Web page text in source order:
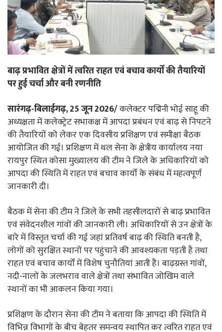
बाढ़ प्रभावित क्षेत्रों में त्वरित राहत एवं बचाव कार्यों की तैयारियों
पर हुई चर्चा और बनी रणनीति
सारंगढ़-बिलाईगढ़, 25 जून 2026/कलेक्टर पद्मिनी भोई साहू की
अध्यक्षता में कलेक्ट्रेट सभाकक्ष में आपदा प्रबंधन एवं बाढ़ से निपटने
की तैयारियों को लेकर एक दिवसीय प्रशिक्षण एवं समीक्षा बैठक
आयोजित की गई। प्रशिक्षण में थल सेना के क्षेत्रीय कार्यालय नया
रायपुर स्थित कोसा मुख्यालय की टीम ने जिले के अधिकारियों को
आपदा की स्थिति में राहत एवं बचाव कार्यों के संबंध में महत्वपूर्ण
जानकारी दी।
बैठक में सेना की टीम ने जिले के सभी तहसीलदारों से बाढ़ प्रभावित
एवं संवेदनशील गांवों की जानकारी ली। अधिकारियों से उन क्षेत्रों के
बारे में विस्तृत चर्चा की गई जहां प्रतिवर्ष बाढ़ की स्थिति बनती है,
लोगों को सुरक्षित स्थानों पर पहुंचाने की आवश्यकता पड़ती है तथा
राहत एवं बचाव कार्यों में विशेष चुनौतियां आती हैं। बाढ़ग्रस्त गांवों,
नदी-नालों के जलभराव वाले क्षेत्रों तथा संभावित जोखिम वाले
स्थानों का भी आकलन किया गया।
प्रशिक्षण के दौरान सेना की टीम ने बताया कि आपदा की स्थिति में
विभिन्न विभागों के बीच बेहतर समन्वय स्थापित कर त्वरित राहत एवं